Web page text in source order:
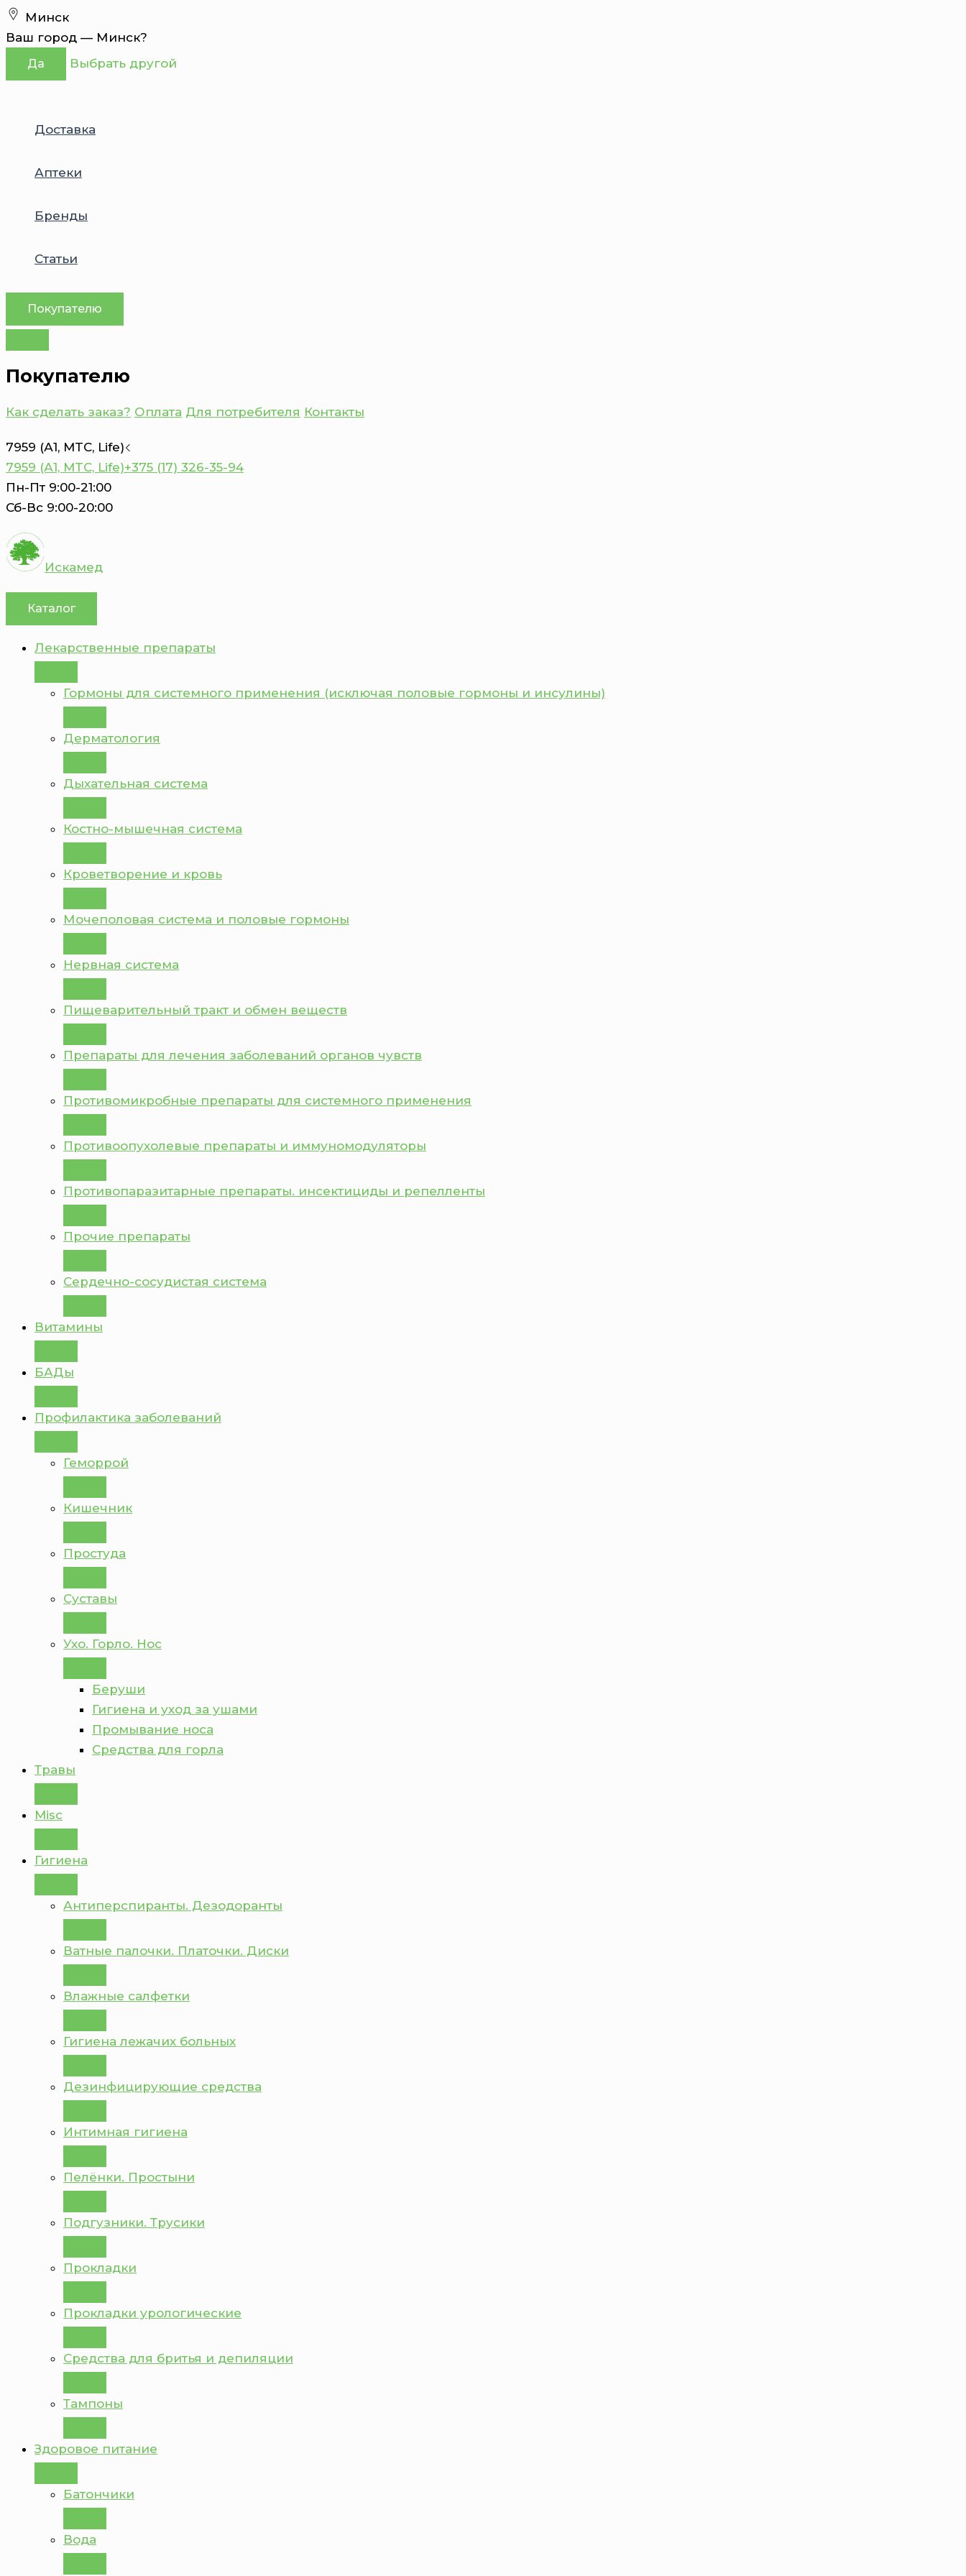
Перейти
к
содержимому
Минск
Ваш город — Минск?
Да Выбрать другой
Доставка
Аптеки
Бренды
Статьи
Покупателю
Покупателю
Как сделать заказ? Оплата Для потребителя Контакты
7959 (А1, MTC, Life)
7959 (А1, MTC, Life)+375 (17) 326-35-94
Пн-Пт 9:00-21:00
Сб-Вс 9:00-20:00
Искамед
Каталог
Лекарственные препараты
Гормоны для системного применения (исключая половые гормоны и инсулины)
Дерматология
Дыхательная система
Костно-мышечная система
Кроветворение и кровь
Мочеполовая система и половые гормоны
Нервная система
Пищеварительный тракт и обмен веществ
Препараты для лечения заболеваний органов чувств
Противомикробные препараты для системного применения
Противоопухолевые препараты и иммуномодуляторы
Противопаразитарные препараты. инсектициды и репелленты
Прочие препараты
Сердечно-сосудистая система
Витамины
БАДы
Профилактика заболеваний
Геморрой
Кишечник
Простуда
Суставы
Ухо. Горло. Нос
Беруши
Гигиена и уход за ушами
Промывание носа
Средства для горла
Травы
Misc
Гигиена
Антиперспиранты. Дезодоранты
Ватные палочки. Платочки. Диски
Влажные салфетки
Гигиена лежачих больных
Дезинфицирующие средства
Интимная гигиена
Пелёнки. Простыни
Подгузники. Трусики
Прокладки
Прокладки урологические
Средства для бритья и депиляции
Тампоны
Здоровое питание
Батончики
Вода